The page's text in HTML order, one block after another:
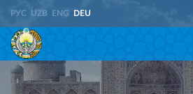
РУС UZB ENG DEU